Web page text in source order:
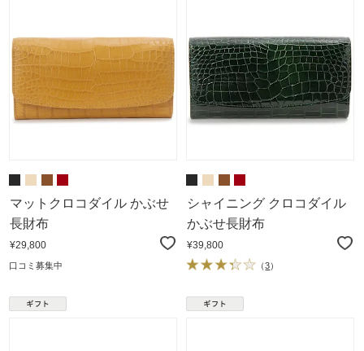
マットクロコダイル かぶせ
長財布
¥29,800
口コミ募集中
シャイニング クロコダイル
かぶせ長財布
¥39,800
（3）